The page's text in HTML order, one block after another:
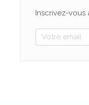
Inscrivez-vous
Votre email